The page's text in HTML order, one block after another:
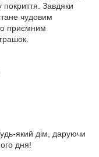
покриття. Завдяки
чудовим
приємним
який дім, даруючи
дня!